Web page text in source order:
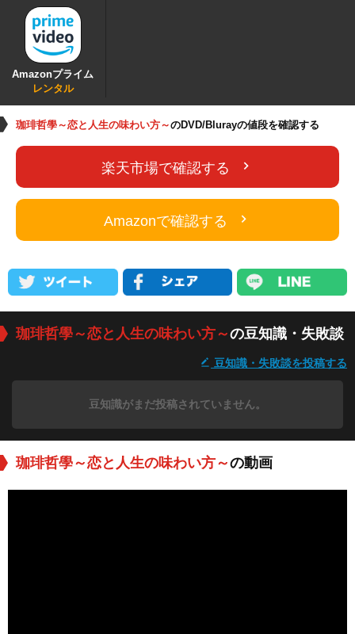
Amazonプライム
レンタル
珈琲哲學～恋と人生の味わい方～のDVD/Blurayの値段を確認する
楽天市場で確認する
Amazonで確認する
珈琲哲學～恋と人生の味わい方～の豆知識・失敗談
豆知識・失敗談を投稿する
豆知識がまだ投稿されていません。
珈琲哲學～恋と人生の味わい方～の動画